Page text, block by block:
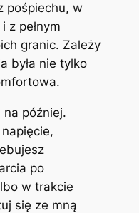
pośpiechu, w
z pełnym
granic. Zależy
była nie tylko
na później.
po
w trakcie
się ze mną